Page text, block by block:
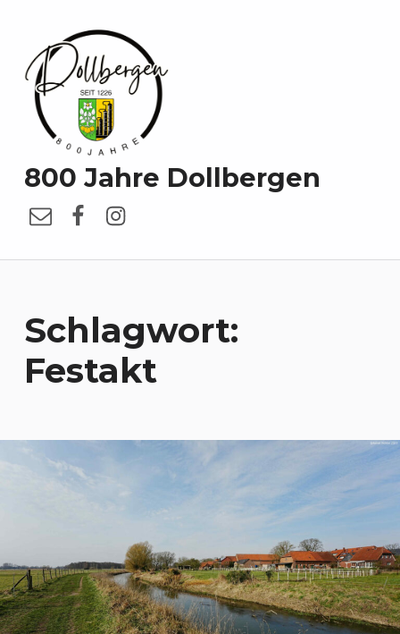
800 Jahre Dollbergen
E-MailFacebook
Instagram
Schlagwort:
Festakt